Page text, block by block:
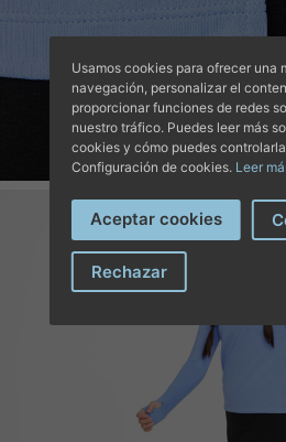
Usamos cookies para ofrecer una
navegación, personalizar el
proporcionar funciones de redes
nuestro tráfico. Puedes leer más
cookies y cómo puedes
Configuración de cookies. Leer
Aceptar cookies
Rechazar